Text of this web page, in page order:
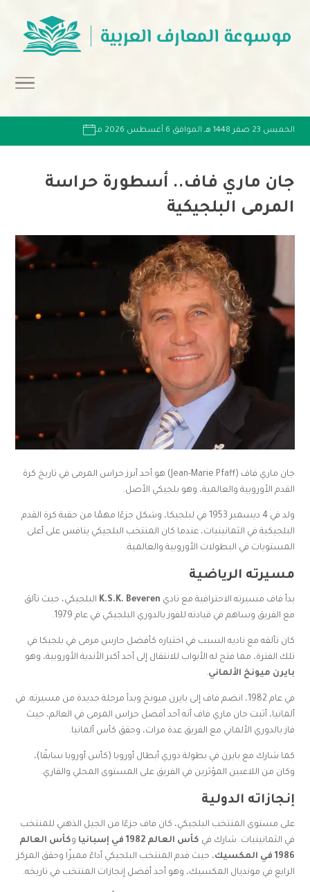
الخميس 23 صفر 1448 هـ الموافق 6 أغسطس 2026 مـ
جان ماري فاف.. أسطورة حراسة
المرمى البلجيكية
جان ماري فاف (Jean-Marie Pfaff) هو أحد أبرز حراس المرمى في تاريخ كرة
القدم الأوروبية والعالمية، وهو بلجيكي الأصل.
ولد في 4 ديسمبر 1953 في لبلجيكا، وشكل جزءًا مهمًا من حقبة كرة القدم
البلجيكية في الثمانينيات، عندما كان المنتخب البلجيكي ينافس على أعلى
المستويات في البطولات الأوروبية والعالمية.
مسيرته الرياضية
بدأ فاف مسيرته الاحترافية مع نادي K.S.K. Beveren البلجيكي، حيث تألق
مع الفريق وساهم في قيادته للفوز بالدوري البلجيكي في عام 1979.
كان تألقه مع ناديه السبب في اختياره كأفضل حارس مرمى في بلجيكا في
تلك الفترة، مما فتح له الأبواب للانتقال إلى أحد أكبر الأندية الأوروبية، وهو
بايرن ميونخ الألماني.
في عام 1982، انضم فاف إلى بايرن ميونخ وبدأ مرحلة جديدة من مسيرته. في
ألمانيا، أثبت جان ماري فاف أنه أحد أفضل حراس المرمى في العالم، حيث
فاز بالدوري الألماني مع الفريق عدة مرات، وحقق كأس ألمانيا.
كما شارك مع بايرن في بطولة دوري أبطال أوروبا (كأس أوروبا سابقًا)،
وكان من اللاعبين المؤثرين في الفريق على المستوى المحلي والقاري.
إنجازاته الدولية
على مستوى المنتخب البلجيكي، كان فاف جزءًا من الجيل الذهبي للمنتخب
في الثمانينيات. شارك في كأس العالم 1982 في إسبانيا وكأس العالم
1986 في المكسيك
، حيث قدم المنتخب البلجيكي أداءً مميزًا وحقق المركز
الرابع في مونديال المكسيك، وهو أحد أفضل إنجازات المنتخب في تاريخه.